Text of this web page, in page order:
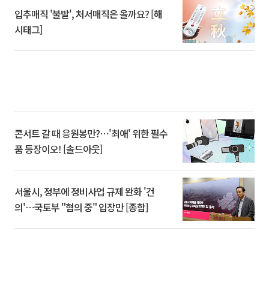
입추매직 '불발', 처서매직은 올까요? [해
시태그]
콘서트 갈 때 응원봉만?⋯'최애' 위한 필수
품 등장이오! [솔드아웃]
서울시, 정부에 정비사업 규제 완화 '건
의'⋯국토부 "협의 중" 입장만 [종합]